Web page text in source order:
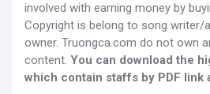
involved with earning money by
Copyright is belong to song writer/
owner. Truongca.com do not own
content. You can download the
which contain staffs by PDF link